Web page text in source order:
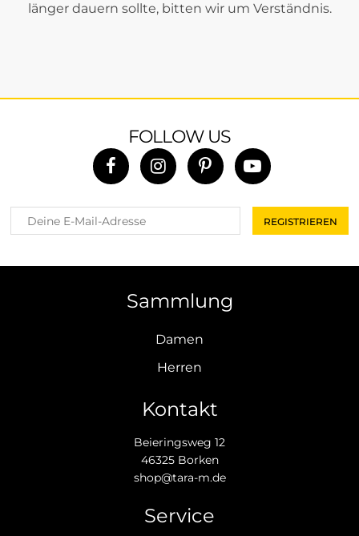
länger dauern sollte, bitten wir um Verständnis.
FOLLOW US
Sammlung
Damen
Herren
Kontakt
Beieringsweg 12
46325 Borken
shop@tara-m.de
Service